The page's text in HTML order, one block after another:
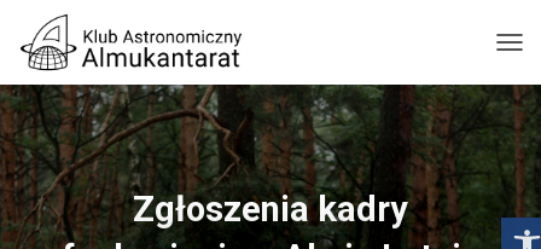
Open toolbar
R
Z
E
Z
N
Zgłoszenia kadry